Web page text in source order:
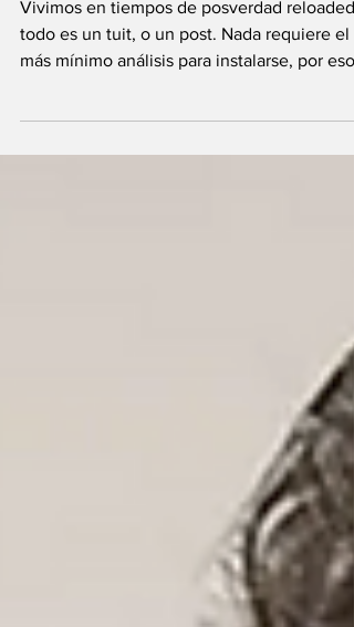
Vivimos en tiempos de posverdad reloaded,
todo es un tuit, o un post. Nada requiere el
hoy...